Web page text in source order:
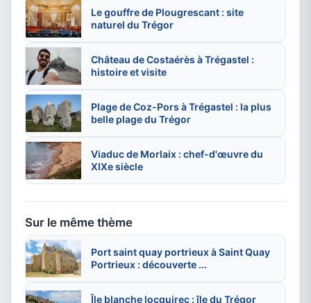
Le gouffre de Plougrescant : site
naturel du Trégor
Château de Costaérès à Trégastel :
histoire et visite
Plage de Coz-Pors à Trégastel : la plus
belle plage du Trégor
Viaduc de Morlaix : chef-d'œuvre du
XIXe siècle
Sur le même thème
Port saint quay portrieux à Saint Quay
Portrieux : découverte ...
Île blanche locquirec : île du Trégor